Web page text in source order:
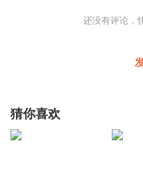
还没有评论，
猜你喜欢